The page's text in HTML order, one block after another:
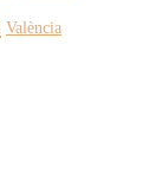
València